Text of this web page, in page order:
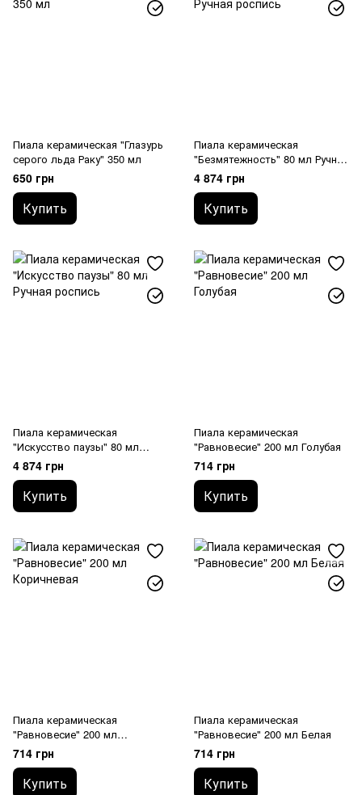
Пиала керамическая "Глазурь
серого льда Раку" 350 мл
650 грн
Купить
Пиала керамическая
"Безмятежность" 80 мл Ручная
роспись
4 874 грн
Купить
Пиала керамическая
"Искусство паузы" 80 мл
Ручная роспись
4 874 грн
Купить
Пиала керамическая
"Равновесие" 200 мл Голубая
714 грн
Купить
Пиала керамическая
"Равновесие" 200 мл
Коричневая
714 грн
Купить
Пиала керамическая
"Равновесие" 200 мл Белая
714 грн
Купить